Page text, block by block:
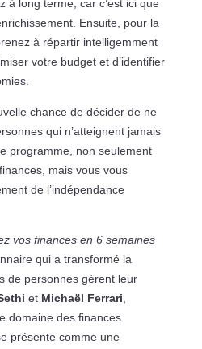
à long terme, car c’est ici que
Ensuite, pour la
à répartir intelligemment
votre budget et d’identifier
chance de décider de ne
qui n’atteignent jamais
programme, non seulement
mais vous vous
de l’indépendance
vos finances en 6 semaines
qui a transformé la
de personnes gèrent leur
et Michaël Ferrari
domaine des finances
présente comme une